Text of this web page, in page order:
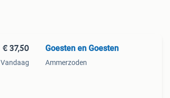
€ 37,50
Vandaag
Goesten en Goesten
Ammerzoden